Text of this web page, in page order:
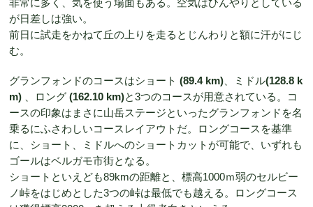
が日差しは強い。
前日に試走をかねて丘の上りを走るとじんわりと額に汗がにじ
む。
グランフォンドのコースはショート (89.4 km) 、ミドル(128.8 k
m)
、ロング (162.10 km)と3つのコースが用意されている。コ
ースの印象はまさに山岳ステージといったグランフォンドを名
乗るにふさわしいコースレイアウトだ。ロングコースを基準
に、ショート、ミドルへのショートカットが可能で、いずれも
ゴールはベルガモ市街となる。
ショートといえども89kmの距離と、標高1000ｍ弱のセルビー
ノ峠をはじめとした3つの峠は最低でも越える。ロングコース